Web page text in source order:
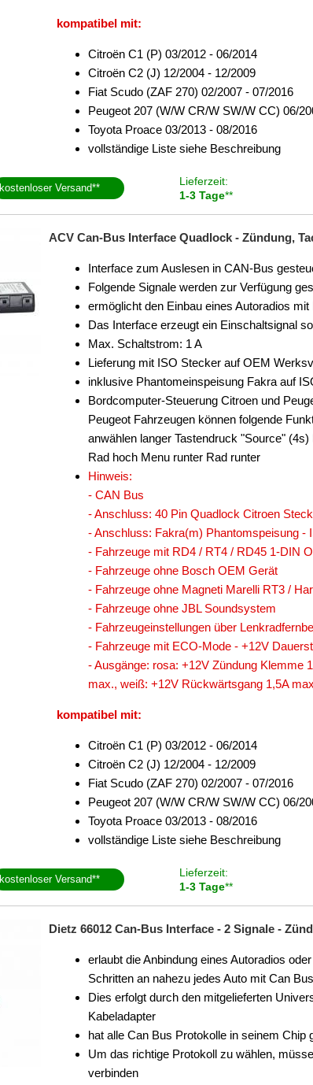
kompatibel mit:
Citroën C1 (P) 03/2012 - 06/2014
Citroën C2 (J) 12/2004 - 12/2009
Fiat Scudo (ZAF 270) 02/2007 - 07/2016
Peugeot 207 (W/W CR/W SW/W CC) 06/
Toyota Proace 03/2013 - 08/2016
vollständige Liste siehe Beschreibung
kostenloser Versand**
Lieferzeit:
1-3 Tage**
ACV Can-Bus Interface Quadlock - Zündung,
Interface zum Auslesen in CAN-Bus
Folgende Signale werden zur Verfügung
ermöglicht den Einbau eines Autoradios
Das Interface erzeugt ein Einschaltsignal
Max. Schaltstrom: 1 A
Lieferung mit ISO Stecker auf OEM
inklusive Phantomeinspeisung Fakra auf
Bordcomputer-Steuerung Citroen und
Peugeot Fahrzeugen können folgende
anwählen langer Tastendruck "Source"
Rad hoch Menu runter Rad runter
Hinweis:
- CAN Bus
- Anschluss: 40 Pin Quadlock Citroen
- Anschluss: Fakra(m) Phantomspeisung -
- Fahrzeuge mit RD4 / RT4 / RD45 1-DIN
- Fahrzeuge ohne Bosch OEM Gerät
- Fahrzeuge ohne Magneti Marelli RT3 /
- Fahrzeuge ohne JBL Soundsystem
- Fahrzeugeinstellungen über
- Fahrzeuge mit ECO-Mode - +12V
- Ausgänge: rosa: +12V Zündung Klemme
max., weiß: +12V Rückwärtsgang 1,5A
kompatibel mit:
Citroën C1 (P) 03/2012 - 06/2014
Citroën C2 (J) 12/2004 - 12/2009
Fiat Scudo (ZAF 270) 02/2007 - 07/2016
Peugeot 207 (W/W CR/W SW/W CC) 06/
Toyota Proace 03/2013 - 08/2016
vollständige Liste siehe Beschreibung
kostenloser Versand**
Lieferzeit:
1-3 Tage**
Dietz 66012 Can-Bus Interface - 2 Signale -
erlaubt die Anbindung eines Autoradios
Schritten an nahezu jedes Auto mit Can
Dies erfolgt durch den mitgelieferten
Kabeladapter
hat alle Can Bus Protokolle in seinem Chip
Um das richtige Protokoll zu wählen,
verbinden